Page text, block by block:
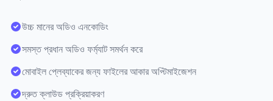
উচ্চ মানের অডিও এনকোডিং
সমস্ত প্রধান অডিও ফর্ম্যাট সমর্থন করে
মোবাইল প্লেব্যাকের জন্য ফাইলের আকার অপ্টিমাইজেশন
দ্রুত ক্লাউড প্রক্রিয়াকরণ